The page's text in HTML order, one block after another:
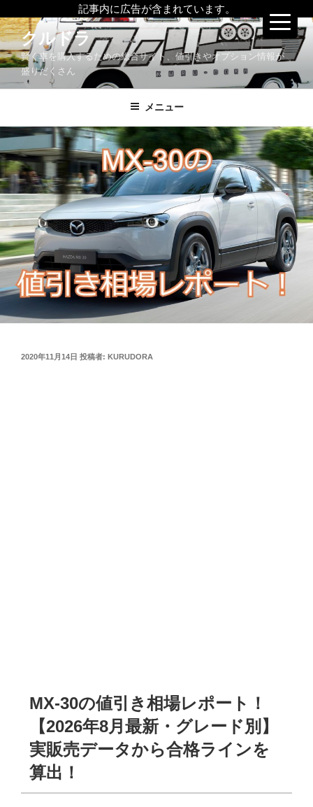
記事内に広告が含まれています。
コ
ン
テ
ツ
ス
キ
ッ
プ
クルドラ
賢く車を購入するための総合サイト、値引きやオプション情報が
盛りだくさん
メニュー
投
2020年11月14日 投稿者: KURUDORA
MX-30の値引き相場レポート！
【2026年8月最新・グレード別】
実販売データから合格ラインを
算出！